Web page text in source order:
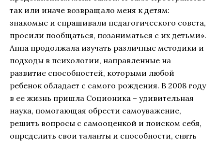
так или иначе возвращало меня к детям:
знакомые и спрашивали педагогического совета,
просили пообщаться, позаниматься с их детьми».
Анна продолжала изучать различные методики и
подходы в психологии, направленные на
развитие способностей, которыми любой
ребенок обладает с самого рождения. В 2008 году
в ее жизнь пришла Соционика – удивительная
наука, помогающая обрести самоуважение,
решить вопросы с самооценкой и поиском себя,
определить свои таланты и способности, снять